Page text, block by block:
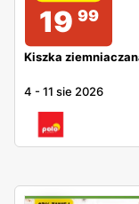
19 99
Kiszka
4 -11 sie 2026